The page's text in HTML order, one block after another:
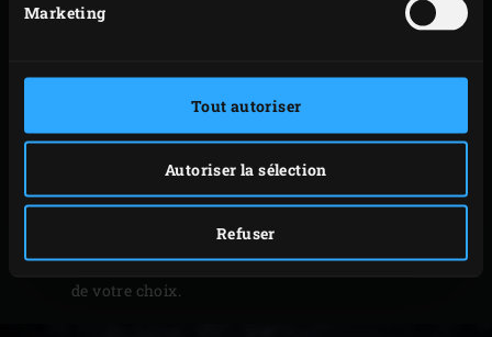
Marketing
Tout autoriser
Autoriser la sélection
Refuser
une planche à découper. Couvrez le lard de papier
environ 10 minutes.
Retirez le papier aluminium et disposez le lard sur
la planche à découper, côté couenne vers le haut (si
ce n’était pas encore le cas) : il est plus facile de
découper la viande si le côté croustillant est en
contact avec la planche. Découpez le lard en jolies
tranches et servez ces dernières avec une garniture
de votre choix.